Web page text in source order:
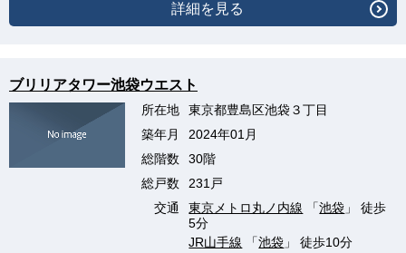
詳細を見る
ブリリアタワー池袋ウエスト
所在地
東京都豊島区池袋３丁目
築年月
2024年01月
総階数
30階
総戸数
231戸
交通
東京メトロ丸ノ内線 「池袋 」 徒歩
5分
JR山手線 「池袋 」 徒歩10分